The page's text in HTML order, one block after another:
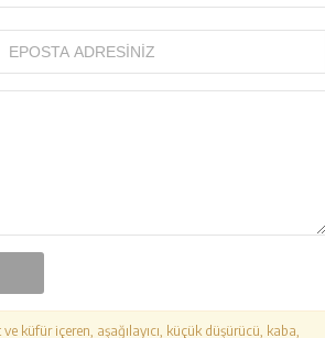
küfür içeren, aşağılayıcı, küçük düşürücü, kaba,